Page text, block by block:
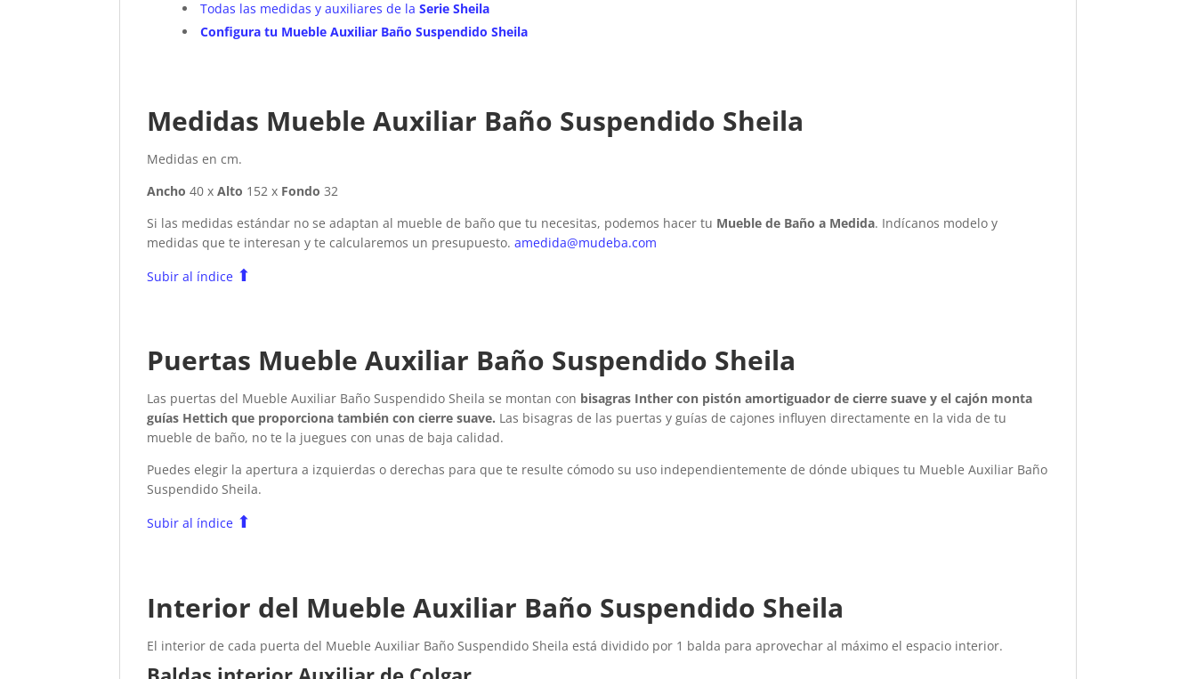
Todas las medidas y auxiliares de laSerie Sheila
Configura tu Mueble Auxiliar Baño Suspendido Sheila
Medidas Mueble Auxiliar Baño Suspendido Sheila
Medidas en cm.
Ancho 40 xAlto 152 x Fondo 32
Si las medidas estándar no se adaptan al mueble de baño que tu necesitas, podemos hacer tu Mueble de Baño a Medida. Indícanos modelo y
medidas que te interesan y te calcularemos un presupuesto.amedida@mudeba.com
Subir al índice ⬆
Puertas Mueble Auxiliar Baño Suspendido Sheila
Las puertas del Mueble Auxiliar Baño Suspendido Sheila se montan con bisagras Inther con pistón amortiguador de cierre suave y el cajón monta
guías Hettich que proporciona también con cierre suave. Las bisagras de las puertas y guías de cajones influyen directamente en la vida de tu
mueble de baño, no te la juegues con unas de baja calidad.
Puedes elegir la apertura a izquierdas o derechas para que te resulte cómodo su uso independientemente de dónde ubiques tu Mueble Auxiliar Baño
Suspendido Sheila.
Subir al índice ⬆
Interior del Mueble Auxiliar Baño Suspendido Sheila
El interior de cada puerta del Mueble Auxiliar Baño Suspendido Sheila está dividido por 1 balda para aprovechar al máximo el espacio interior.